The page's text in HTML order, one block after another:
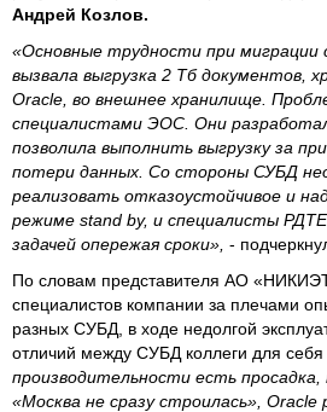
Андрей Козлов.
«Основные трудности при миграции
вызвала выгрузка 2 Тб документов,
Oracle, во внешнее хранилище.
специалистами ЭОС. Они
позволила выполнить выгрузку за
потери данных. Со стороны СУБД
реализовать отказоустойчивое и
режиме stand by, и специалисты
задачей опережая сроки», -
По словам представителя АО
специалистов компании за плечами
разных СУБД, в ходе недолгой
отличий между СУБД коллеги для себя
производительности есть просадка,
«Москва не сразу строилась», Oracle